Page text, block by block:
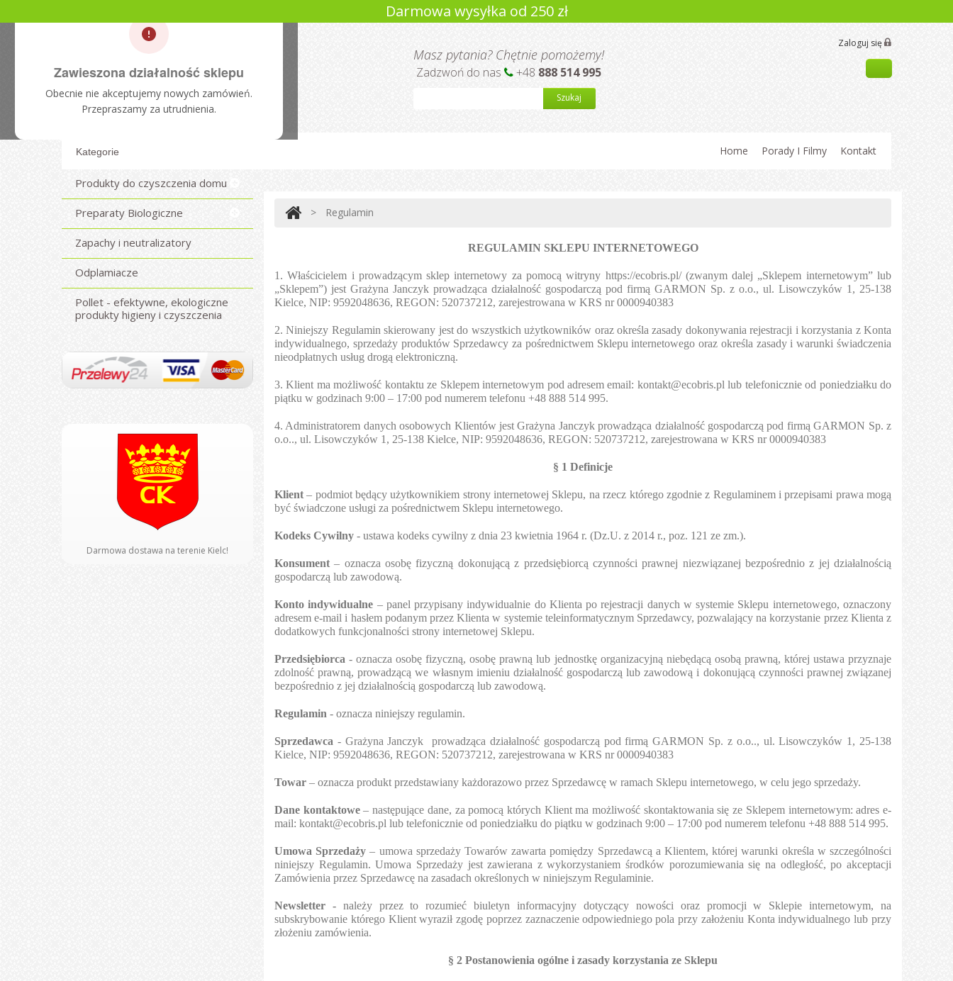
Zawieszona działalność sklepu
Obecnie nie akceptujemy nowych zamówień.
Przepraszamy za utrudnienia.
Darmowa wysyłka od 250 zł
Home Porady I Filmy Kontakt
Masz pytania? Chętnie pomożemy!
Zadzwoń do nas +48 888 514 995
Szukaj
Zaloguj się
Kategorie
Produkty do czyszczenia domu
Preparaty Biologiczne
Zapachy i neutralizatory
Odplamiacze
Pollet - efektywne, ekologiczne
produkty higieny i czyszczenia
Darmowa dostawa na terenie Kielc!
> Regulamin
REGULAMIN SKLEPU INTERNETOWEGO
1. Właścicielem i prowadzącym sklep internetowy za pomocą witryny https://ecobris.pl/ (zwanym dalej „Sklepem internetowym” lub
„Sklepem”) jest Grażyna Janczyk prowadząca działalność gospodarczą pod firmą GARMON Sp. z o.o., ul. Lisowczyków 1, 25-138
Kielce, NIP: 9592048636, REGON: 520737212, zarejestrowana w KRS nr 0000940383
2. Niniejszy Regulamin skierowany jest do wszystkich użytkowników oraz określa zasady dokonywania rejestracji i korzystania z Konta
indywidualnego, sprzedaży produktów Sprzedawcy za pośrednictwem Sklepu internetowego oraz określa zasady i warunki świadczenia
nieodpłatnych usług drogą elektroniczną.
3. Klient ma możliwość kontaktu ze Sklepem internetowym pod adresem email: kontakt@ecobris.pl lub telefonicznie od poniedziałku do
piątku w godzinach 9:00 – 17:00 pod numerem telefonu +48 888 514 995.
4. Administratorem danych osobowych Klientów jest Grażyna Janczyk prowadząca działalność gospodarczą pod firmą GARMON Sp. z
o.o.., ul. Lisowczyków 1, 25-138 Kielce, NIP: 9592048636, REGON: 520737212, zarejestrowana w KRS nr 0000940383
§ 1 Definicje
Klient – podmiot będący użytkownikiem strony internetowej Sklepu, na rzecz którego zgodnie z Regulaminem i przepisami prawa mogą
być świadczone usługi za pośrednictwem Sklepu internetowego.
Kodeks Cywilny - ustawa kodeks cywilny z dnia 23 kwietnia 1964 r. (Dz.U. z 2014 r., poz. 121 ze zm.).
Konsument – oznacza osobę fizyczną dokonującą z przedsiębiorcą czynności prawnej niezwiązanej bezpośrednio z jej działalnością
gospodarczą lub zawodową.
Konto indywidualne – panel przypisany indywidualnie do Klienta po rejestracji danych w systemie Sklepu internetowego, oznaczony
adresem e-mail i hasłem podanym przez Klienta w systemie teleinformatycznym Sprzedawcy, pozwalający na korzystanie przez Klienta z
dodatkowych funkcjonalności strony internetowej Sklepu.
Przedsiębiorca - oznacza osobę fizyczną, osobę prawną lub jednostkę organizacyjną niebędącą osobą prawną, której ustawa przyznaje
zdolność prawną, prowadzącą we własnym imieniu działalność gospodarczą lub zawodową i dokonującą czynności prawnej związanej
bezpośrednio z jej działalnością gospodarczą lub zawodową.
Regulamin - oznacza niniejszy regulamin.
Sprzedawca - Grażyna Janczykprowadząca działalność gospodarczą pod firmą GARMON Sp. z o.o.., ul. Lisowczyków 1, 25-138
Kielce, NIP: 9592048636, REGON: 520737212, zarejestrowana w KRS nr 0000940383
Towar – oznacza produkt przedstawiany każdorazowo przez Sprzedawcę w ramach Sklepu internetowego, w celu jego sprzedaży.
Dane kontaktowe– następujące dane, za pomocą których Klient ma możliwość skontaktowania się ze Sklepem internetowym: adres e-
mail: kontakt@ecobris.pl lub telefonicznie od poniedziałku do piątku w godzinach 9:00 – 17:00 pod numerem telefonu +48 888 514 995.
Umowa Sprzedaży – umowa sprzedaży Towarów zawarta pomiędzy Sprzedawcą a Klientem, której warunki określa w szczególności
niniejszy Regulamin. Umowa Sprzedaży jest zawierana z wykorzystaniem środków porozumiewania się na odległość, po akceptacji
Zamówienia przez Sprzedawcę na zasadach określonych w niniejszym Regulaminie.
Newsletter - należy przez to rozumieć biuletyn informacyjny dotyczący nowości oraz promocji w Sklepie internetowym, na
subskrybowanie którego Klient wyraził zgodę poprzez zaznaczenie odpowiedniego pola przy założeniu Konta indywidualnego lub przy
złożeniu zamówienia.
§ 2 Postanowienia ogólne i zasady korzystania ze Sklepu